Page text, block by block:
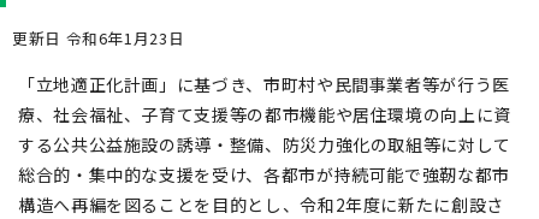
更新日 令和6年1月23日
「立地適正化計画」に基づき、市町村や民間事業者等が行う医
療、社会福祉、子育て支援等の都市機能や居住環境の向上に資
する公共公益施設の誘導・整備、防災力強化の取組等に対して
総合的・集中的な支援を受け、各都市が持続可能で強靭な都市
構造へ再編を図ることを目的とし、令和2年度に新たに創設さ